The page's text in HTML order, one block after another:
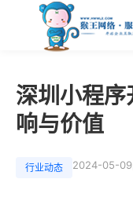
深圳小程
响与价值
行业动态 2024-05-09